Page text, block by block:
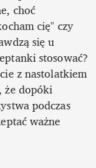
choć
cię" czy
się u
stosować?
z nastolatkiem
że dopóki
podczas
ważne